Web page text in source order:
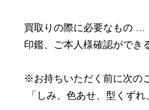
買取りの際に必要なもの …
印鑑、ご本人様確認ができ
※お持ちいただく前に次の
「しみ、色あせ、型くず